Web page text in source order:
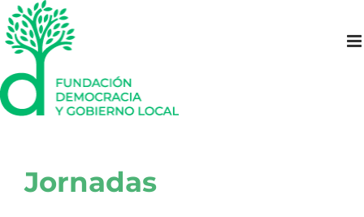
Saltar
al
contenido
Jornadas